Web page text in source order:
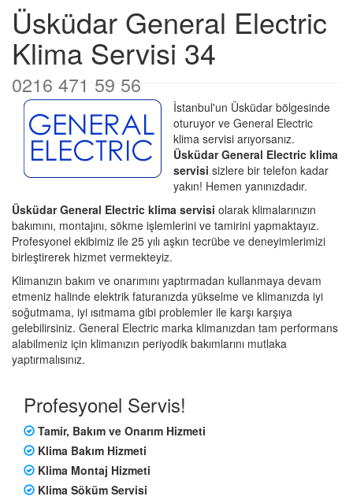
Üsküdar General Electric
Klima Servisi 34
0216 471 59 56
İstanbul'un Üsküdar bölgesinde
oturuyor ve General Electric
klima servisi arıyorsanız.
Üsküdar General Electric klima
servisi sizlere bir telefon kadar
yakın! Hemen yanınızdadır.
Üsküdar General Electric klima servisi olarak klimalarınızın
bakımını, montajını, sökme işlemlerini ve tamirini yapmaktayız.
Profesyonel ekibimiz ile 25 yılı aşkın tecrübe ve deneyimlerimizi
birleştirerek hizmet vermekteyiz.
Klimanızın bakım ve onarımını yaptırmadan kullanmaya devam
etmeniz halinde elektrik faturanızda yükselme ve klimanızda iyi
soğutmama, iyi ısıtmama gibi problemler ile karşı karşıya
gelebilirsiniz. General Electric marka klimanızdan tam performans
alabilmeniz için klimanızın periyodik bakımlarını mutlaka
yaptırmalısınız.
Profesyonel Servis!
Tamir, Bakım ve Onarım Hizmeti
Klima Bakım Hizmeti
Klima Montaj Hizmeti
Klima Söküm Servisi